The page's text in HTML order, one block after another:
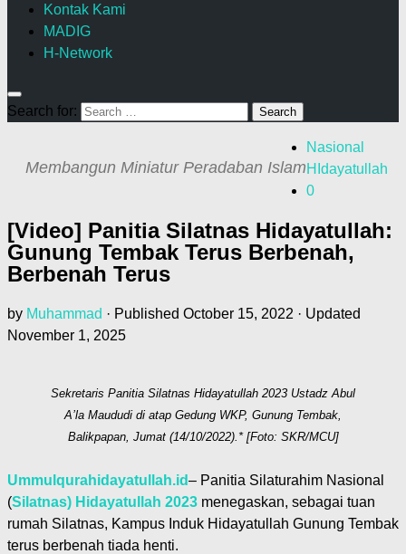
Kontak Kami
MADIG
H-Network
Search for:
Membangun Miniatur Peradaban Islam
Nasional
HIdayatullah
0
[Video] Panitia Silatnas Hidayatullah:
Gunung Tembak Terus Berbenah,
Berbenah Terus
by Muhammad · Published October 15, 2022 · Updated
November 1, 2025
Sekretaris Panitia Silatnas Hidayatullah 2023 Ustadz Abul
A’la Maududi di atap Gedung WKP, Gunung Tembak,
Balikpapan, Jumat (14/10/2022).* [Foto: SKR/MCU]
Ummulqurahidayatullah.id– Panitia Silaturahim Nasional
(Silatnas) Hidayatullah 2023 menegaskan, sebagai tuan
rumah Silatnas, Kampus Induk Hidayatullah Gunung Tembak
terus berbenah tiada henti.